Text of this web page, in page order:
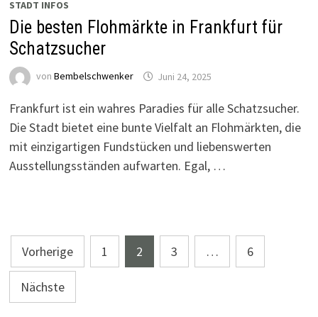
STADT INFOS
Die besten Flohmärkte in Frankfurt für
Schatzsucher
von Bembelschwenker Juni 24, 2025
Frankfurt ist ein wahres Paradies für alle Schatzsucher.
Die Stadt bietet eine bunte Vielfalt an Flohmärkten, die
mit einzigartigen Fundstücken und liebenswerten
Ausstellungsständen aufwarten. Egal, …
Seitennummerierung
der
Beiträge
Vorherige 1 2 3 … 6
Nächste